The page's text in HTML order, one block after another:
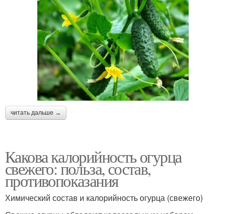
читать дальше →
Какова калорийность огурца
свежего: польза, состав,
противопоказания
Химический состав и калорийность огурца (свежего)